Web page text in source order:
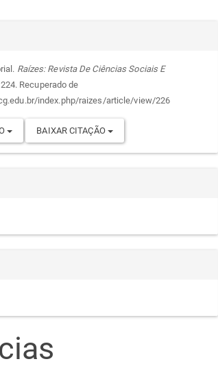
Raízes: Revista De Ciências Sociais E
Recuperado de
index.php/raizes/article/view/226
BAIXAR CITAÇÃO